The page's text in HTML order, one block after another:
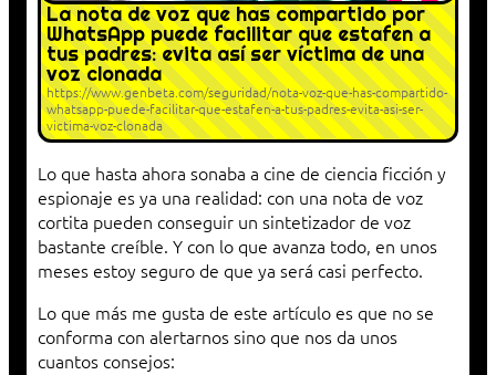
La nota de voz que has compartido por
WhatsApp puede facilitar que estafen a
tus padres: evita así ser víctima de una
voz clonada
https://www.genbeta.com/seguridad/nota-voz-que-has-compartido-
whatsapp-puede-facilitar-que-estafen-a-tus-padres-evita-asi-ser-
victima-voz-clonada
Lo que hasta ahora sonaba a cine de ciencia ficción y
espionaje es ya una realidad: con una nota de voz
cortita pueden conseguir un sintetizador de voz
bastante creíble. Y con lo que avanza todo, en unos
meses estoy seguro de que ya será casi perfecto.
Lo que más me gusta de este artículo es que no se
conforma con alertarnos sino que nos da unos
cuantos consejos: